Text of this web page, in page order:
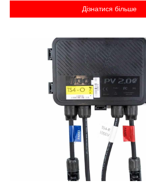
Дізнатися більше